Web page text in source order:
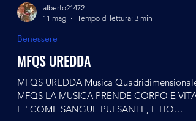
alberto21472
11 mag
Tempo di lettura: 3 min
MFQS UREDDA